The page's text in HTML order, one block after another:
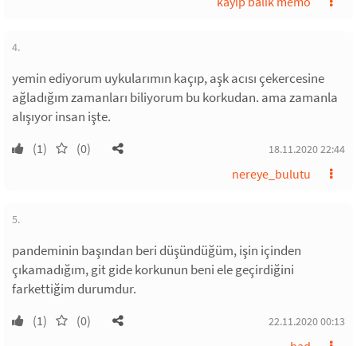
4.
yemin ediyorum uykularımın kaçıp, aşk acısı çekercesine
ağladığım zamanları biliyorum bu korkudan. ama zamanla
alışıyor insan işte.
(1) (0) 18.11.2020 22:44
nereye_bulutu
5.
pandeminin başından beri düşündüğüm, işin içinden
çıkamadığım, git gide korkunun beni ele geçirdiğini
farkettiğim durumdur.
(1) (0) 22.11.2020 00:13